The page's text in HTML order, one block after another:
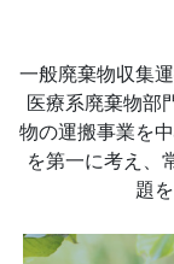
一般廃棄物収集
医療系廃棄物部
物の運搬事業を
を第一に考え、
題